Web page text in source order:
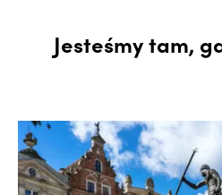
Cena (od-do)
Wyszukaj po numerze oferty
Jesteśmy tam,